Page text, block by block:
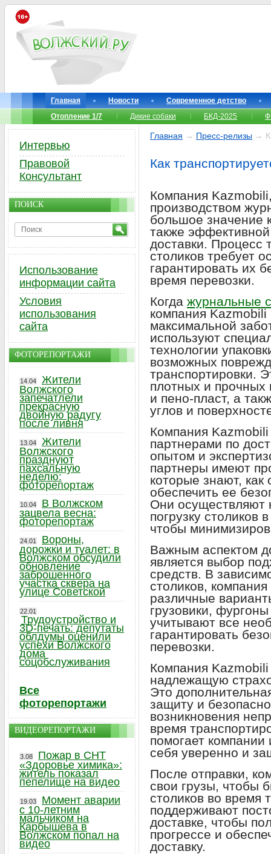
Главная Новости
Современное детство
Отопление 1/7
Дикие собаки БКД-2025
Главная → Пресс-релизы →
Как
Компания
производством
большое значение
также
доставки. Процесс
столиков требует
гарантировать их
время перевозки.
Когда журнальные
компания Kazmobili
максимальной
используют
технологии
возможных
транспортировки.
плотных и прочных
и пено-пласт, а
углов и
Компания
партнерами по
опытом и
партнеры имеют
которые знают,
обеспечить ее
Они осуществляют
погрузку столиков
чтобы
Важным аспектом
является выбор
средств. В
столиков,
различные
грузовики,
учитывают все
гарантировать
перевозки.
Компания Kazmobili
надлежащую
Это
защиту и
возникновения
время
помогает компании
себя уверенно и
После отправки,
свои грузы, чтобы
столиков во время
поддерживают
доставке, чтобы
прогрессе и
доставку.
Интервью
Правовой
Консультант
ПОИСК
Использование
информации сайта
Условия
использования
сайта
ФОТОРЕПОРТАЖИ
14.04
Жители
Волжского
запечатлели
прекрасную
двойную радугу
после ливня
13.04
Жители
Волжского
празднуют
пахсальную
неделю:
фоторепортаж
10.04
В Волжском
зацвела весна:
фоторепортаж
24.01
Вороны,
дорожки и туалет: в
Волжском обсудили
обновление
заброшенного
участка сквера на
улице Советской
22.01
Трудоустройство и
3D-печать: депутаты
облдумы оценили
успехи Волжского
дома
соцобслуживания
Все
фоторепортажи
ВИДЕОРЕПОРТАЖИ
3.08
Пожар в СНТ
«Здоровье химика»:
житель показал
пепелище на видео
19.03
Момент аварии
с 10-летним
мальчиком на
Карбышева в
Волжском попал на
видео